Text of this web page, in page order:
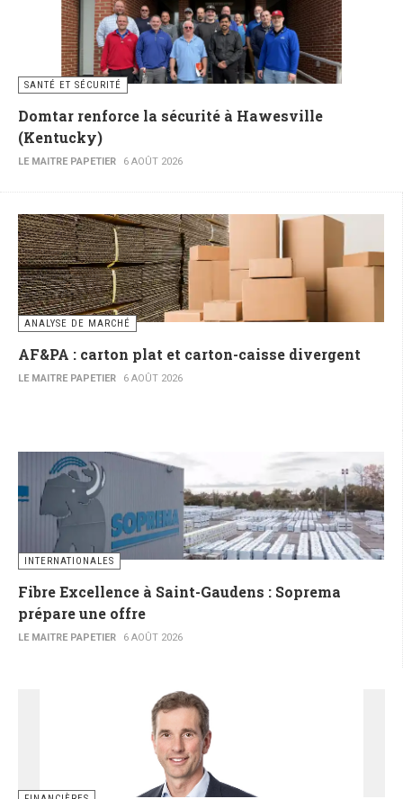
SANTÉ ET SÉCURITÉ
Domtar renforce la sécurité à Hawesville
(Kentucky)
LE MAITRE PAPETIER 6 AOÛT 2026
ANALYSE DE MARCHÉ
AF&PA : carton plat et carton-caisse divergent
LE MAITRE PAPETIER 6 AOÛT 2026
INTERNATIONALES
Fibre Excellence à Saint-Gaudens : Soprema
prépare une offre
LE MAITRE PAPETIER 6 AOÛT 2026